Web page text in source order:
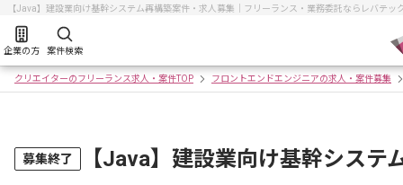
【Java】建設業向け基幹システム再構築案件・求人募集｜フリーランス・業務委託ならレバテッ
企業の方 案件検索
クリエイターのフリーランス求人・案件TOP フロントエンドエンジニアの求人・案件募集
募集終了 【Java】建設業向け基幹システ